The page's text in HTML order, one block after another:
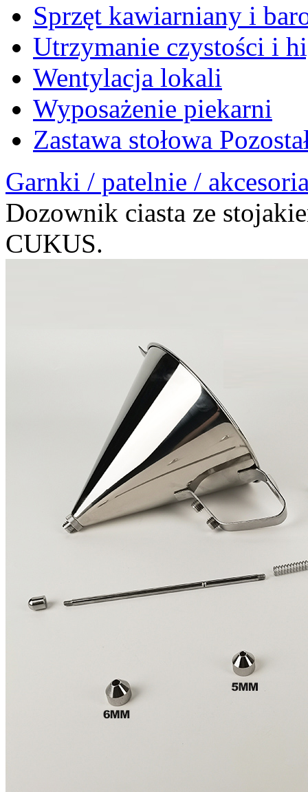
Sprzęt kawiarniany i
Utrzymanie czystości i
Wentylacja lokali
Wyposażenie piekarni
Zastawa stołowa
Garnki / patelnie /
Dozownik ciasta ze
CUKUS.